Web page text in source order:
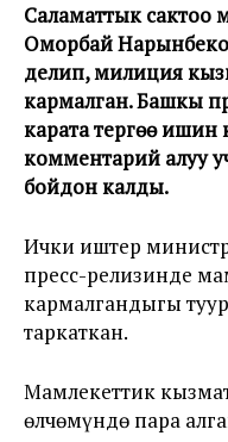
Саламаттык сактоо
Оморбай
делип, милиция
кармалган. Башкы
карата тергөө ишин
комментарий алуу
бойдон калды.
Ички иштер
пресс-релизинде
кармалгандыгы
таркаткан.
Мамлекеттик
өлчөмүндө пара